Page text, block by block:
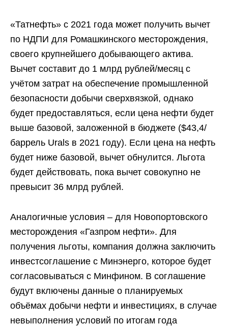
«Татнефть» с 2021 года может получить вычет
по НДПИ для Ромашкинского месторождения,
своего крупнейшего добывающего актива.
Вычет составит до 1 млрд рублей/месяц с
учётом затрат на обеспечение промышленной
безопасности добычи сверхвязкой, однако
будет предоставляться, если цена нефти будет
выше базовой, заложенной в бюджете ($43,4/
баррель Urals в 2021 году). Если цена на нефть
будет ниже базовой, вычет обнулится. Льгота
будет действовать, пока вычет совокупно не
превысит 36 млрд рублей.
Аналогичные условия – для Новопортовского
месторождения «Газпром нефти». Для
получения льготы, компания должна заключить
инвестсоглашение с Минэнерго, которое будет
согласовываться с Минфином. В соглашение
будут включены данные о планируемых
объёмах добычи нефти и инвестициях, в случае
невыполнения условий по итогам года